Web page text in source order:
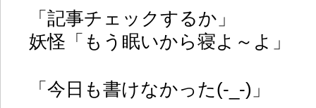
「記事チェックするか」
妖怪「もう眠いから寝よ～よ」
「今日も書けなかった(-_-)」